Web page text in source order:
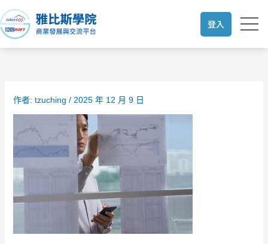
至
主
登入
作者: tzuching / 2025 年 12 月 9 日